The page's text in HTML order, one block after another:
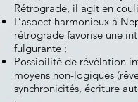
Rétrograde, il agit en
L’aspect harmonieux à
rétrograde favorise une
fulgurante ;
Possibilité de révélation
moyens non-logiques
synchronicités, écriture